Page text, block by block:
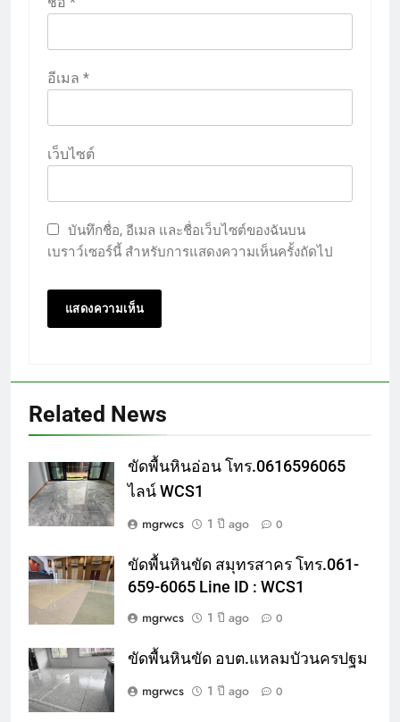
อีเมล *
เว็บไซต์
บันทึกชื่อ, อีเมล และชื่อเว็บไซต์ของฉันบน
เบราว์เซอร์นี้ สำหรับการแสดงความเห็นครั้งถัดไป
Related News
ขัดพื้นหินอ่อน โทร.0616596065
ไลน์ WCS1
mgrwcs
1 ปี ago 0
ขัดพื้นหินขัด สมุทรสาคร โทร.061-
659-6065 Line ID : WCS1
mgrwcs
1 ปี ago 0
ขัดพื้นหินขัด อบต.แหลมบัวนครปฐม
mgrwcs
1 ปี ago 0